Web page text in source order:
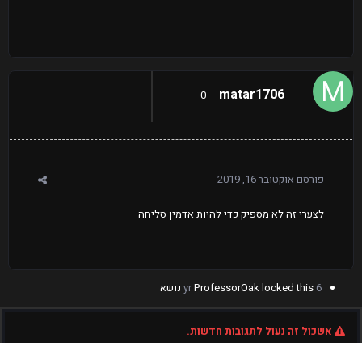
matar1706
0
פורסם אוקטובר 16, 2019
לצערי זה לא מספיק כדי להיות אדמין סליחה
6 yr
ProfessorOaklocked this נושא
אשכול זה נעול לתגובות חדשות.